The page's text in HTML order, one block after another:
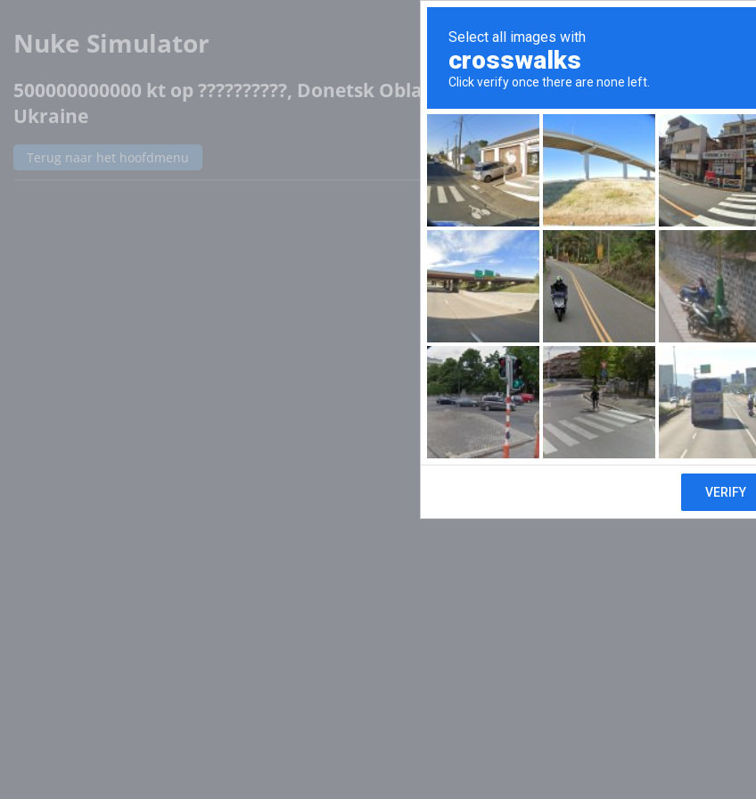
Nuke Simulator
500000000000 kt op ??????????, Donetsk Oblast,
Ukraine
Terug naar het hoofdmenu